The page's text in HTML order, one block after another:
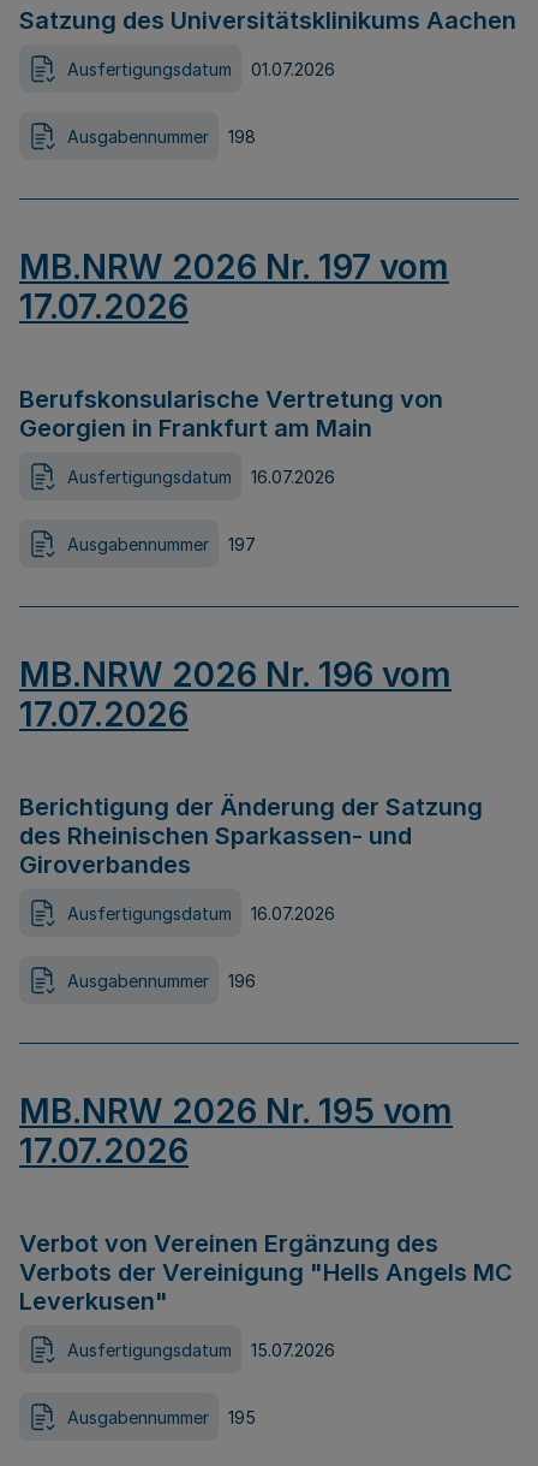
Satzung des Universitätsklinikums Aachen
Ausfertigungsdatum 01.07.2026
Ausgabennummer 198
MB.NRW 2026 Nr. 197 vom
17.07.2026
Berufskonsularische Vertretung von
Georgien in Frankfurt am Main
Ausfertigungsdatum 16.07.2026
Ausgabennummer 197
MB.NRW 2026 Nr. 196 vom
17.07.2026
Berichtigung der Änderung der Satzung
des Rheinischen Sparkassen- und
Giroverbandes
Ausfertigungsdatum 16.07.2026
Ausgabennummer 196
MB.NRW 2026 Nr. 195 vom
17.07.2026
Verbot von Vereinen Ergänzung des
Verbots der Vereinigung "Hells Angels MC
Leverkusen"
Ausfertigungsdatum 15.07.2026
Ausgabennummer 195